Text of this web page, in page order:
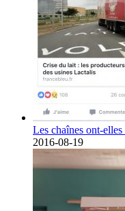
Les chaînes ont-
2016-08-19